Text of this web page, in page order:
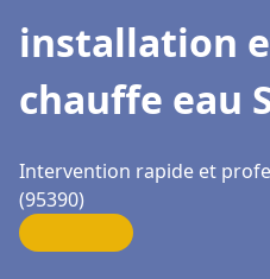
installation
chauffe eau
Intervention rapide et
(95390)